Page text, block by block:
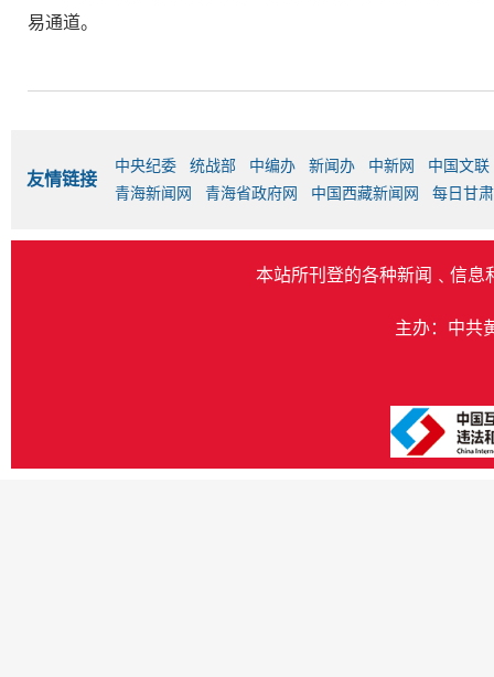
易通道。
友情链接
中央纪委 统战部 中编办 新闻办 中新网
中国文联
青海新闻网
青海省政府网 中国西藏新闻网 每日甘
本站所刊登的各种新闻﹑信息
主办：中共